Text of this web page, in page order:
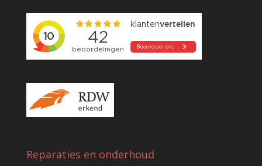
Reparaties en onderhoud